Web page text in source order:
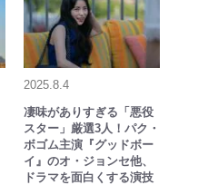
2025.8.4
凄味がありすぎる「悪役
スター」厳選3人！パク・
ボゴム主演『グッドボー
イ』のオ・ジョンセ他、
ドラマを面白くする演技